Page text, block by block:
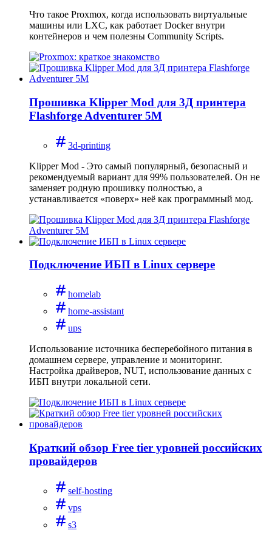
Что такое Proxmox, когда использовать виртуальные
машины или LXC, как работает Docker внутри
контейнеров и чем полезны Community Scripts.
Прошивка Klipper Mod для 3Д принтера
Flashforge Adventurer 5M
3d-printing
Klipper Mod - Это самый популярный, безопасный и
рекомендуемый вариант для 99% пользователей. Он не
заменяет родную прошивку полностью, а
устанавливается «поверх» неё как программный мод.
Подключение ИБП в Linux сервере
homelab
home-assistant
ups
Использование источника бесперебойного питания в
домашнем сервере, управление и мониторинг.
Настройка драйверов, NUT, использование данных с
ИБП внутри локальной сети.
Краткий обзор Free tier уровней российских
провайдеров
self-hosting
vps
s3